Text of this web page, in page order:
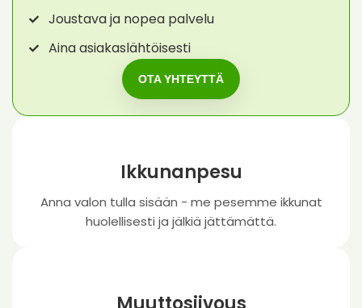
Joustava ja nopea palvelu
Aina asiakaslähtöisesti
OTA YHTEYTTÄ
Ikkunanpesu
Anna valon tulla sisään - me pesemme ikkunat
huolellisesti ja jälkiä jättämättä.